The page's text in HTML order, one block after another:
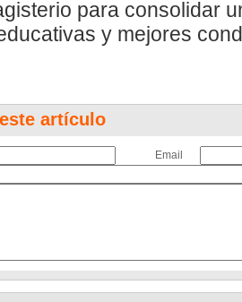
para consolidar
y mejores
artículo
Email